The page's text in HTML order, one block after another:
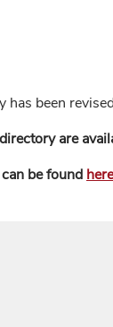
been
are
be found here